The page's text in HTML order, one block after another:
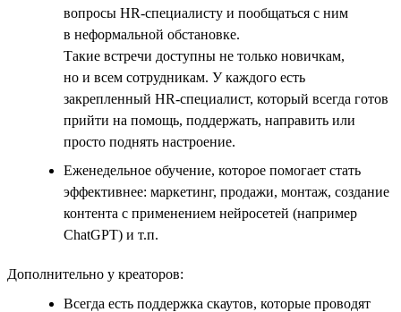
вопросы HR-специалисту и пообщаться с ним
в неформальной обстановке.
Такие встречи доступны не только новичкам,
но и всем сотрудникам. У каждого есть
закрепленный HR-специалист, который всегда готов
прийти на помощь, поддержать, направить или
просто поднять настроение.
Еженедельное обучение, которое помогает стать
эффективнее: маркетинг, продажи, монтаж, создание
контента с применением нейросетей (например
ChatGPT) и т.п.
Дополнительно у креаторов:
Всегда есть поддержка скаутов, которые проводят